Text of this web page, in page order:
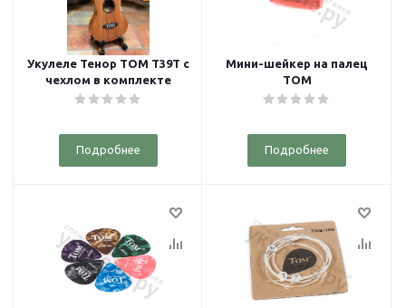
Укулеле Тенор TOM T39T с
чехлом в комплекте
Подробнее
Мини-шейкер на палец
TOM
Подробнее